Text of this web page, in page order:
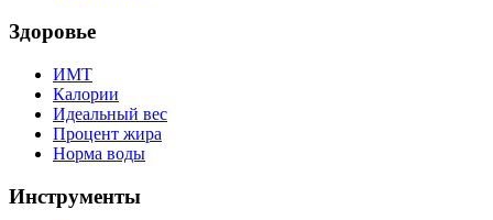
Здоровье
ИМТ
Калории
Идеальный вес
Процент жира
Норма воды
Инструменты